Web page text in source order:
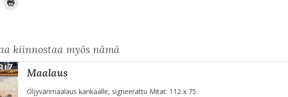
kiinnostaa myös nämä
maalaus
Öljyvärimaalaus kankaalle, signeerattu Mitat: 112 x 75